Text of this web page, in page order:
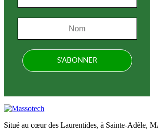
Situé au cœur des Laurentides, à Sainte-Adèle,